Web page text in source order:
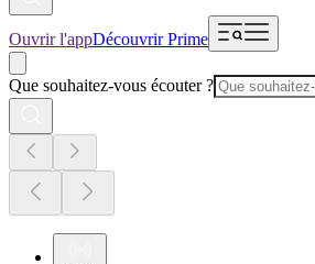
Ouvrir l'appDécouvrir Prime
Que souhaitez-vous écouter ?